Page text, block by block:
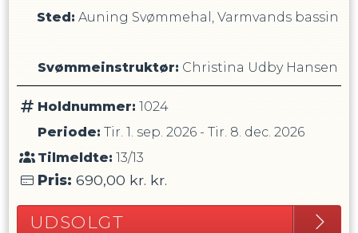
Sted: Auning Svømmehal, Varmvands bassin
Svømmeinstruktør: Christina Udby Hansen
Holdnummer: 1024
Periode: Tir. 1. sep. 2026- Tir. 8. dec. 2026
Tilmeldte: 13/13
Pris: 690,00 kr. kr.
UDSOLGT